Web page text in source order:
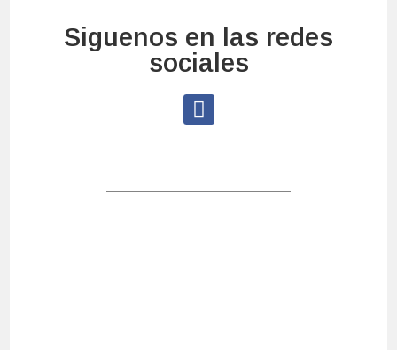
Siguenos en las redes
sociales